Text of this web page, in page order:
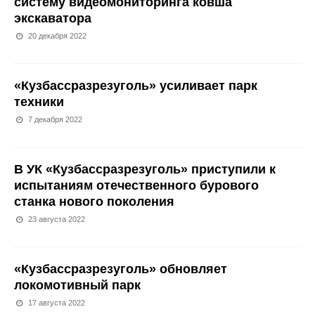
экскаватора
20 декабря 2022
«Кузбассразрезуголь» усиливает парк
техники
7 декабря 2022
В УК «Кузбассразрезуголь» приступили к
испытаниям отечественного бурового
станка нового поколения
23 августа 2022
«Кузбассразрезуголь» обновляет
локомотивный парк
17 августа 2022